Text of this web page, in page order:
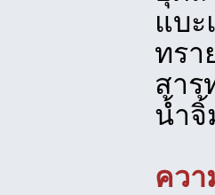
แบ
ทรา
สาร
น้ำจิ้
ควา